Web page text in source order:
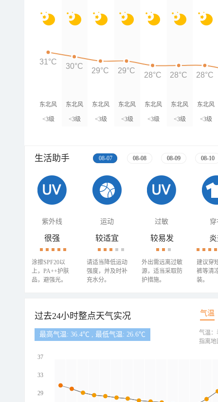
东北风
<3级
东北风
<3级
东北风
<3级
东北风
<3级
东北风
<3级
东北风
<3级
东北风
<3级
31°C
30°C
29°C 29°C
28°C 28°C 28°C
生活助手 08-07 08-08 08-09 08-10
紫外线 运动 过敏 穿
很强
涂擦SPF20以
上，PA++护肤
品，避强光。
较适宜
请适当降低运动
强度，并及时补
充水分。
较易发
外出需远离过敏
源，适当采取防
护措施。
建议穿
裤等清
装。
过去24小时整点天气实况 气温
最高气温: 36.4℃ , 最低气温: 26.6℃
37
33
29
气温：
指离地